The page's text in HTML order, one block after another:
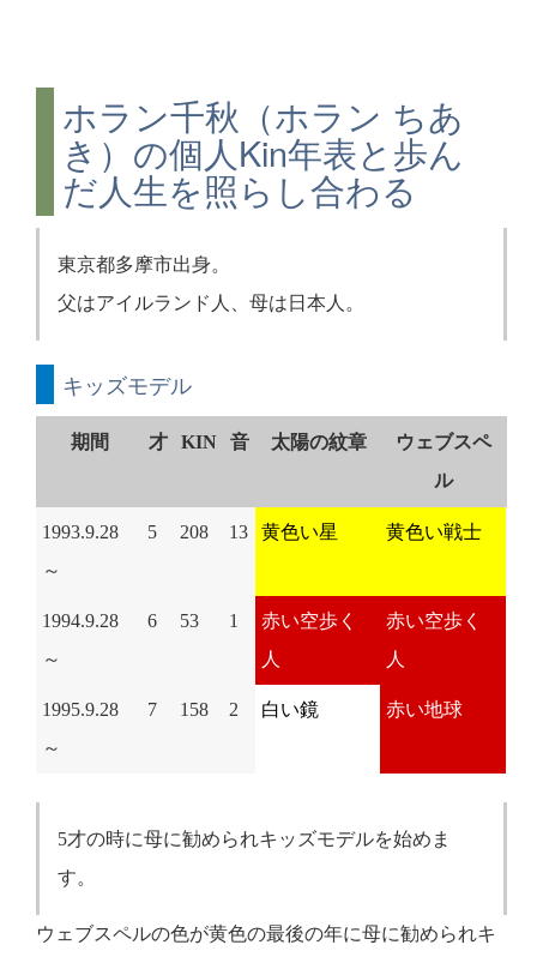
ホラン千秋（ホラン ちあ
き）の個人Kin年表と歩ん
だ人生を照らし合わる
東京都多摩市出身。
父はアイルランド人、母は日本人。
キッズモデル
期間 才 KIN 音 太陽の紋章
ウェブスペ
ル
1993.9.28
～
5 208 13 黄色い星 黄色い戦士
1994.9.28
～
6 53 1
赤い空歩く
人
赤い空歩く
人
1995.9.28
～
7 158 2 白い鏡 赤い地球
5才の時に母に勧められキッズモデルを始めま
す。
ウェブスペルの色が黄色の最後の年に母に勧められキ